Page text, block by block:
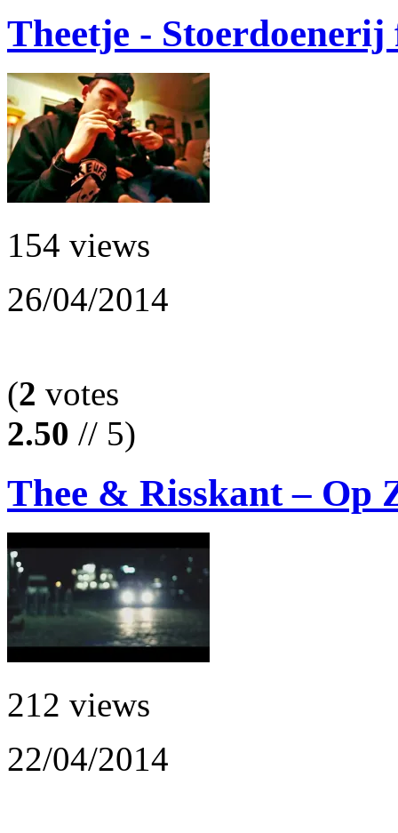
Theetje - Stoerdoenerij
154 views
26/04/2014
(2 votes
2.50 // 5)
Thee & Risskant – Op
212 views
22/04/2014